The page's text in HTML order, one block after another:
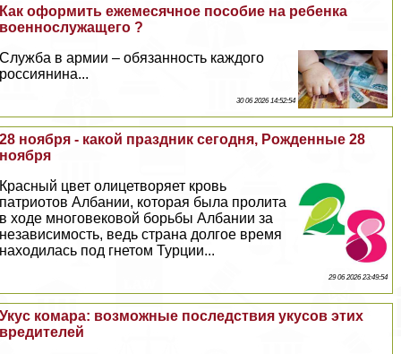
Как оформить ежемecячное пособие на ребенка
военнослужащего ?
Служба в армии – обязанность каждого
россиянина...
30 06 2026 14:52:54
28 ноября - какой праздник сегодня, Рожденные 28
ноября
Красный цвет олицетворяет кровь
патриотов Албании, которая была пролита
в ходе многовековой борьбы Албании за
независимость, ведь страна долгое время
находилась под гнетом Турции...
29 06 2026 23:49:54
Укус комара: возможные последствия укусов этих
вредителей